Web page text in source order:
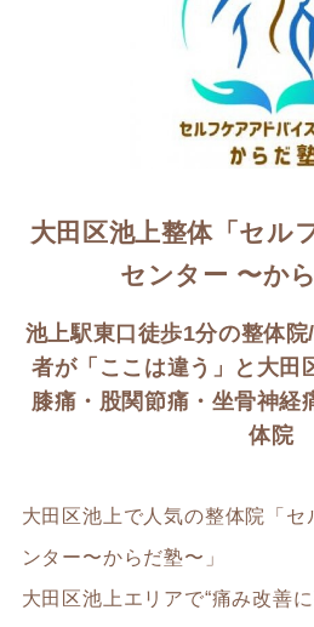
大田区池上整体「セル
センター 〜から
池上駅東口徒歩1分の整体
者が「ここは違う」と大田
膝痛・股関節痛・坐骨神経
体院
大田区池上で人気の整体院「
ンター〜からだ塾〜」
大田区池上エリアで“痛み改善